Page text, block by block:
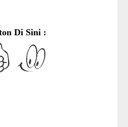
Di Sini :